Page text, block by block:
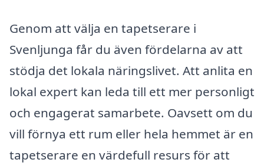
Genom att välja en tapetserare i
Svenljunga får du även fördelarna av att
stödja det lokala näringslivet. Att anlita en
lokal expert kan leda till ett mer personligt
och engagerat samarbete. Oavsett om du
vill förnya ett rum eller hela hemmet är en
tapetserare en värdefull resurs för att